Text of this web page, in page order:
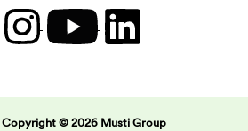
Copyright © 2026 Musti Group